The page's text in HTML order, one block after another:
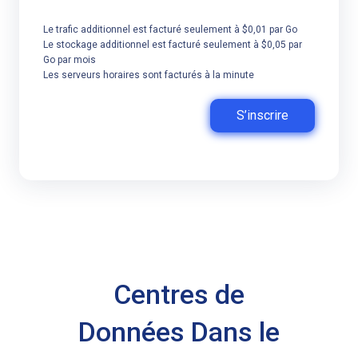
Le trafic additionnel est facturé seulement à $0,01 par Go
Le stockage additionnel est facturé seulement à $0,05 par
Go par mois
Les serveurs horaires sont facturés à la minute
S’inscrire
Centres de
Données Dans le